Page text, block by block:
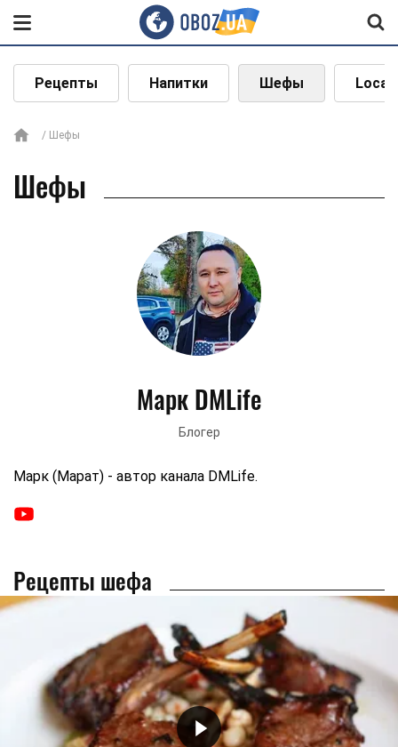
Рецепты Напитки Шефы Local
Шефы
Шефы
Марк DMLife
Блогер
Марк (Марат) - автор канала DMLife.
Рецепты шефа